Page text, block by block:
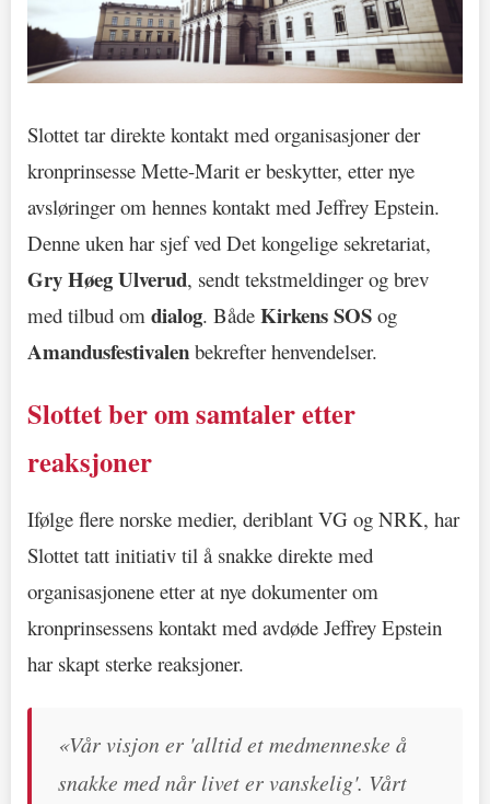
Slottet tar direkte kontakt med organisasjoner der
kronprinsesse Mette-Marit er beskytter, etter nye
avsløringer om hennes kontakt med Jeffrey Epstein.
Denne uken har sjef ved Det kongelige sekretariat,
Gry Høeg Ulverud, sendt tekstmeldinger og brev
med tilbud om dialog. Både Kirkens SOS og
Amandusfestivalen bekrefter henvendelser.
Slottet ber om samtaler etter
reaksjoner
Ifølge flere norske medier, deriblant VG og NRK, har
Slottet tatt initiativ til å snakke direkte med
organisasjonene etter at nye dokumenter om
kronprinsessens kontakt med avdøde Jeffrey Epstein
har skapt sterke reaksjoner.
«Vår visjon er 'alltid et medmenneske å
snakke med når livet er vanskelig'. Vårt